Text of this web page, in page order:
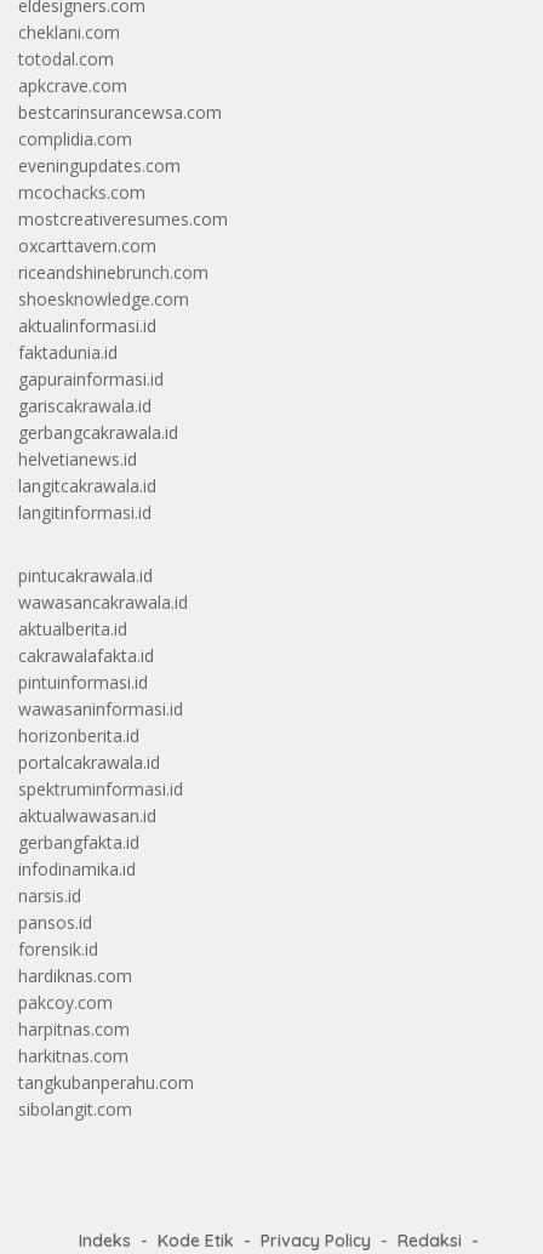
eldesigners.com
cheklani.com
totodal.com
apkcrave.com
bestcarinsurancewsa.com
complidia.com
eveningupdates.com
mcochacks.com
mostcreativeresumes.com
oxcarttavern.com
riceandshinebrunch.com
shoesknowledge.com
aktualinformasi.id
faktadunia.id
gapurainformasi.id
gariscakrawala.id
gerbangcakrawala.id
helvetianews.id
langitcakrawala.id
langitinformasi.id
pintucakrawala.id
wawasancakrawala.id
aktualberita.id
cakrawalafakta.id
pintuinformasi.id
wawasaninformasi.id
horizonberita.id
portalcakrawala.id
spektruminformasi.id
aktualwawasan.id
gerbangfakta.id
infodinamika.id
narsis.id
pansos.id
forensik.id
hardiknas.com
pakcoy.com
harpitnas.com
harkitnas.com
tangkubanperahu.com
sibolangit.com
Indeks Kode Etik Privacy Policy Redaksi